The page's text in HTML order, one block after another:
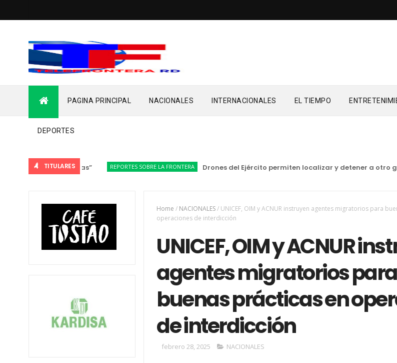
PAGINA PRINCIPAL NACIONALES INTERNACIONALES EL TIEMPO
DEPORTES
TITULARES REPORTES SOBRE LA FRONTERA Drones del Ejército permiten localizar y detener a otro
Home / NACIONALES/ UNICEF, OIM y ACNUR instruyen agentes migratorios para
operaciones de interdicción
UNICEF, OIM y ACNUR
agentes migratorios para
buenas prácticas en
de interdicción
febrero 28, 2025 NACIONALES